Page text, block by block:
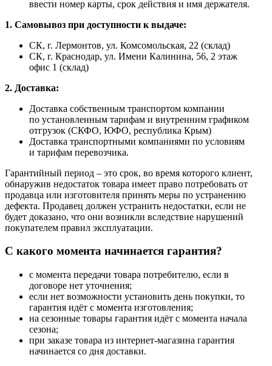
ввести номер карты, срок действия и имя держателя.
1. Самовывоз при доступности к выдаче:
СК, г. Лермонтов, ул. Комсомольская, 22 (склад)
СК, г. Краснодар, ул. Имени Калинина, 56, 2 этаж
офис 1 (склад)
2. Доставка:
Доставка собственным транспортом компании
по установленным тарифам и внутренним графиком
отгрузок (СКФО, ЮФО, республика Крым)
Доставка транспортными компаниями по условиям
и тарифам перевозчика.
Гарантийный период – это срок, во время которого клиент,
обнаружив недостаток товара имеет право потребовать от
продавца или изготовителя принять меры по устранению
дефекта. Продавец должен устранить недостатки, если не
будет доказано, что они возникли вследствие нарушений
покупателем правил эксплуатации.
С какого момента начинается гарантия?
с момента передачи товара потребителю, если в
договоре нет уточнения;
если нет возможности установить день покупки, то
гарантия идёт с момента изготовления;
на сезонные товары гарантия идёт с момента начала
сезона;
при заказе товара из интернет-магазина гарантия
начинается со дня доставки.